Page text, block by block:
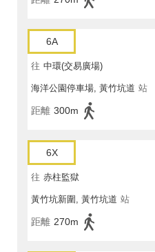
6A
往 中環(交易廣場)
海洋公園停車場, 黃竹坑道 站
距離 300m
6X
往 赤柱監獄
黃竹坑新圍, 黃竹坑道 站
距離 270m